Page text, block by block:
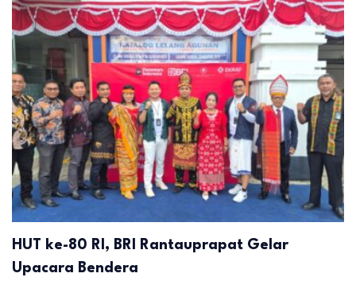
HUT ke-80 RI, BRI Rantauprapat Gelar
Upacara Bendera